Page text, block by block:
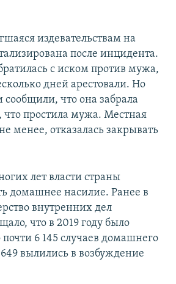
издевательствам на
после инцидента.
с иском против мужа,
дней арестовали. Но
сообщили, что она забрала
что простила мужа. Местная
менее, отказалась закрывать
лет власти страны
домашнее насилие. Ранее в
внутренних дел
что в 2019 году было
6 145 случаев домашнего
вылились в возбуждение